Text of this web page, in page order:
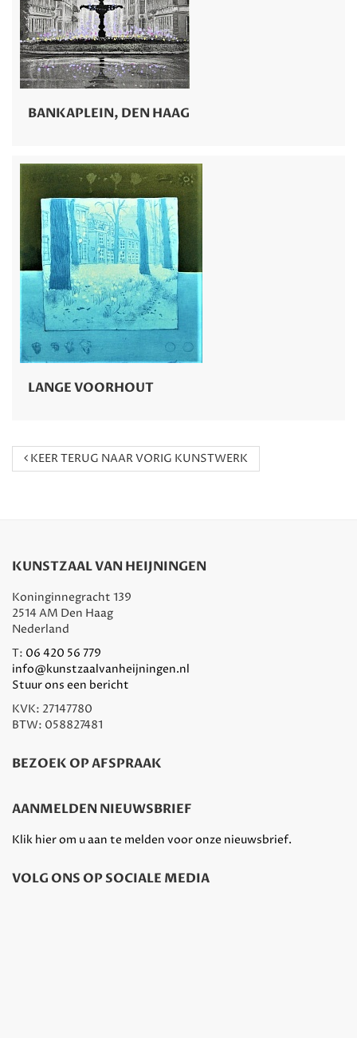
BANKAPLEIN, DEN HAAG
LANGE VOORHOUT
KEER TERUG NAAR VORIG KUNSTWERK
KUNSTZAAL VAN HEIJNINGEN
Koninginnegracht 139
2514 AM Den Haag
Nederland
T: 06 420 56 779
info@kunstzaalvanheijningen.nl
Stuur ons een bericht
KVK: 27147780
BTW: 058827481
BEZOEK OP AFSPRAAK
AANMELDEN NIEUWSBRIEF
Klik hier om u aan te melden voor onze nieuwsbrief.
VOLG ONS OP SOCIALE MEDIA